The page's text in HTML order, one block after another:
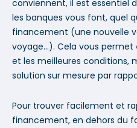
conviennent, il est essentiel
les banques vous font, quel
financement (une nouvelle
voyage...). Cela vous permet
et les meilleures conditions,
solution sur mesure par
Pour trouver facilement et
financement, en dehors du